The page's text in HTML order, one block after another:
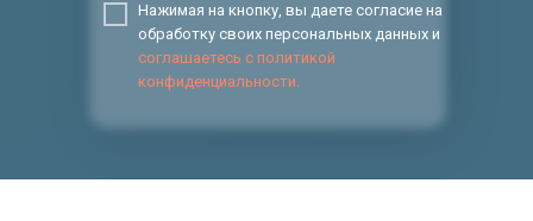
Нажимая на кнопку, вы даете согласие на
обработку своих персональных данных и
соглашаетесь с политикой
конфиденциальности.